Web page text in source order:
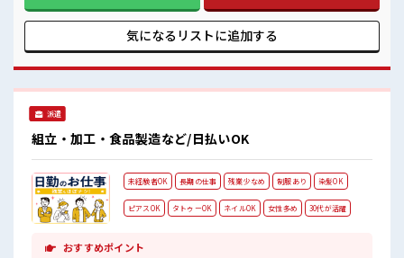
業も1日1H程度あるので給料の上乗せも期待できそう！
気になるリストに追加する
派遣
組立・加工・食品製造など/日払いOK
未経験者OK 長期の仕事 残業少なめ 制服あり 染髪OK
ピアスOK タトゥーOK ネイルOK 女性多め 30代が活躍
おすすめポイント